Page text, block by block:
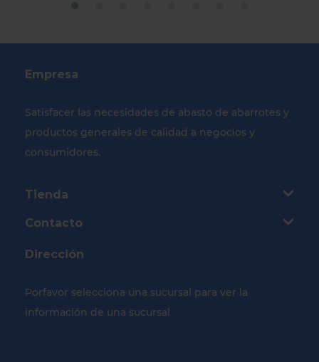
Empresa
Satisfacer las necesidades de abasto de abarrotes y
productos generales de calidad a negocios y
consumidores.
Tienda
Contacto
Dirección
Porfavor selecciona una sucursal para ver la
información de una sucursal